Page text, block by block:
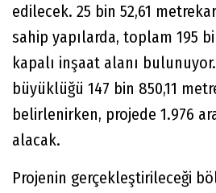
edilecek. 25 bin 52,61
sahip yapılarda, toplam 195
kapalı inşaat alanı
büyüklüğü 147 bin 850,11
belirlenirken, projede 1.976
alacak.
Projenin gerçekleştirileceği